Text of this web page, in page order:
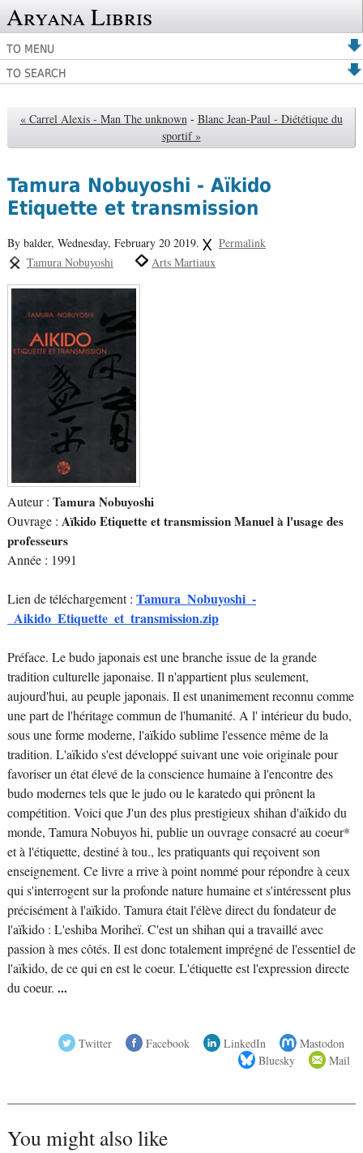
Aryana Libris
TO MENU
TO SEARCH
« Carrel Alexis - Man The unknown - Blanc Jean-Paul - Diététique du
sportif »
Tamura Nobuyoshi - Aïkido
Etiquette et transmission
By balder, Wednesday, February 20 2019.
Permalink
Tamura Nobuyoshi
Arts Martiaux
Auteur : Tamura Nobuyoshi
Ouvrage : Aïkido Etiquette et transmission Manuel à l'usage des
professeurs
Année : 1991
Lien de téléchargement : Tamura_Nobuyoshi_-
_Aikido_Etiquette_et_transmission.zip
Préface. Le budo japonais est une branche issue de la grande
tradition culturelle japonaise. Il n'appartient plus seulement,
aujourd'hui, au peuple japonais. Il est unanimement reconnu comme
une part de l'héritage commun de l'humanité. A l' intérieur du budo,
sous une forme moderne, l'aïkido sublime l'essence même de la
tradition. L'aïkido s'est développé suivant une voie originale pour
favoriser un état élevé de la conscience humaine à l'encontre des
budo modernes tels que le judo ou le karatedo qui prônent la
compétition. Voici que J'un des plus prestigieux shihan d'aïkido du
monde, Tamura Nobuyos hi, publie un ouvrage consacré au coeur*
et à l'étiquette, destiné à tou., les pratiquants qui reçoivent son
enseignement. Ce livre a rrive à point nommé pour répondre à ceux
qui s'interrogent sur la profonde nature humaine et s'intéressent plus
précisément à l'aïkido. Tamura était l'élève direct du fondateur de
l'aïkido : L'eshiba Moriheï. C'est un shihan qui a travaillé avec
passion à mes côtés. Il est donc totalement imprégné de l'essentiel de
l'aïkido, de ce qui en est le coeur. L'étiquette est l'expression directe
du coeur. ...
Twitter Facebook LinkedIn
Mastodon
Bluesky
Mail
You might also like